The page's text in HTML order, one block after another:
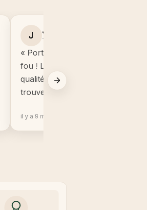
J Julie B.
Toulouse
« Portrait manga de mon fils, il
fou ! Le cadre est de très bonne
qualité, beaucoup mieux que ce
trouve en grande surface. »
il y a 9 mois